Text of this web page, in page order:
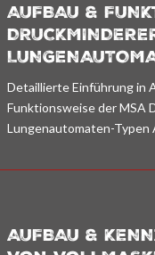
AUFBAU &
Detaillierte Einführung in
Funktionsweise der MSA
Lungenautomaten-Typen
AUFBAU &